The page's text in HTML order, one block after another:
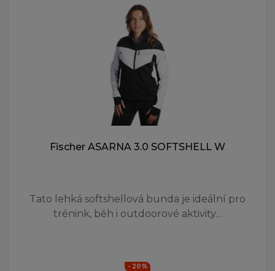
Fischer ASARNA 3.0 SOFTSHELL W
Tato lehká softshellová bunda je ideální pro
trénink, běh i outdoorové aktivity…
- 20%